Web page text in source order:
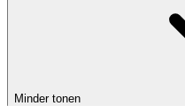
Minder tonen